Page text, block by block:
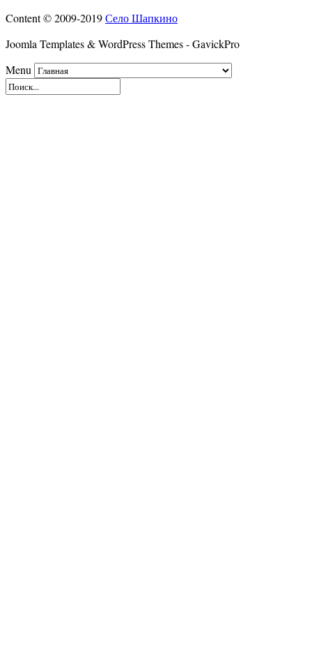
Content © 2009-2019Село Шапкино
Joomla Templates & WordPress Themes - GavickPro
Menu